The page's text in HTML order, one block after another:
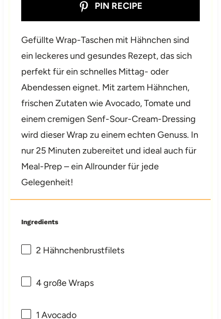
PIN RECIPE
Gefüllte Wrap-Taschen mit Hähnchen sind
ein leckeres und gesundes Rezept, das sich
perfekt für ein schnelles Mittag- oder
Abendessen eignet. Mit zartem Hähnchen,
frischen Zutaten wie Avocado, Tomate und
einem cremigen Senf-Sour-Cream-Dressing
wird dieser Wrap zu einem echten Genuss. In
nur 25 Minuten zubereitet und ideal auch für
Meal-Prep – ein Allrounder für jede
Gelegenheit!
Ingredients
2 Hähnchenbrustfilets
4große Wraps
1 Avocado